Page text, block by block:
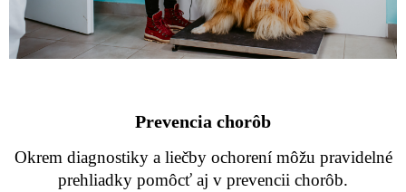
Prevencia chorôb
Okrem diagnostiky a liečby ochorení môžu pravidelné
prehliadky pomôcť aj v prevencii chorôb.